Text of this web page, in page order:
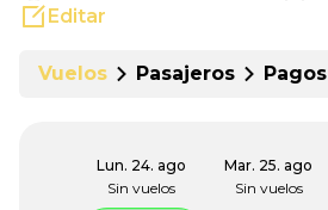
Editar
Vuelos Pasajeros Pagos
Lun. 24. ago
Sin vuelos
Mar. 25. ago
Sin vuelos